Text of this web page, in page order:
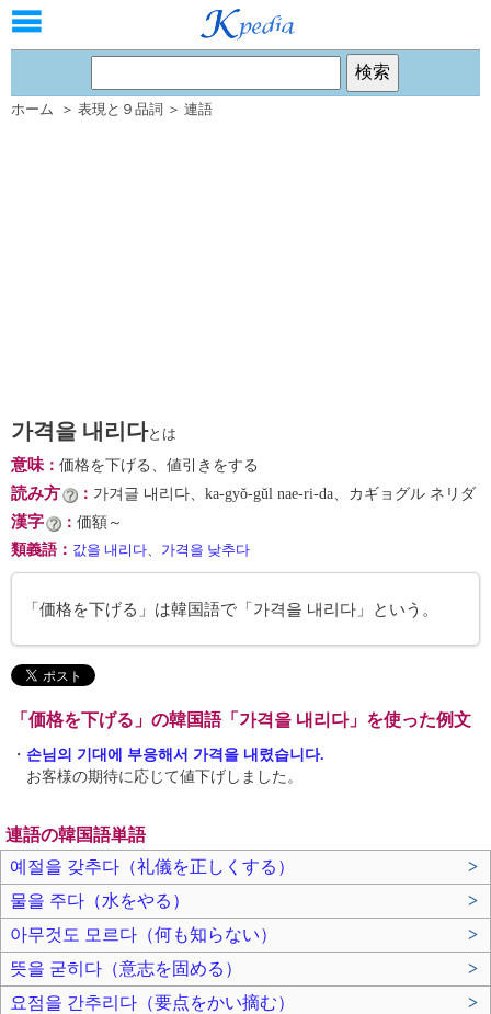
ホーム ＞ 表現と９品詞 ＞ 連語
가격을 내리다とは
意味： 価格を下げる、値引きをする
読み方 ： 가겨글 내리다、ka-gyŏ-gŭl nae-ri-da、カギョグル ネリダ
漢字 ： 価額～
類義語 ： 값을 내리다、 가격을 낮추다
「価格を下げる」は韓国語で「가격을 내리다」という。
「価格を下げる」の韓国語「가격을 내리다」を使った例文
・ 손님의 기대에 부응해서 가격을 내렸습니다.
お客様の期待に応じて値下げしました。
連語の韓国語単語
예절을 갖추다（礼儀を正しくする）
>
물을 주다（水をやる）
>
아무것도 모르다（何も知らない）
>
뜻을 굳히다（意志を固める）
>
요점을 간추리다（要点をかい摘む）
>